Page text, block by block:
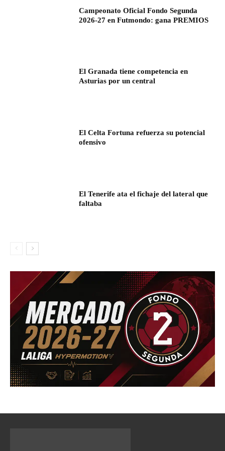
Campeonato Oficial Fondo Segunda
2026-27 en Futmondo: gana PREMIOS
El Granada tiene competencia en
Asturias por un central
El Celta Fortuna refuerza su potencial
ofensivo
El Tenerife ata el fichaje del lateral que
faltaba